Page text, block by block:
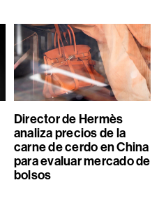
Director de Hermès
analiza precios de la
carne de cerdo en China
para evaluar mercado de
bolsos